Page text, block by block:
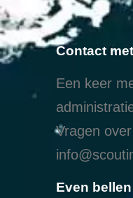
Contact
Een keer
Vragen
Even